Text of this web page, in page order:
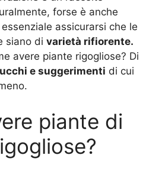
forse è anche
assicurarsi che le
siano di varietà rifiorente.
avere piante rigogliose? Di
e suggerimenti di cui
piante di